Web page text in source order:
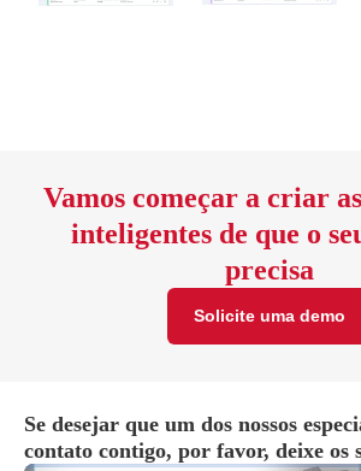
Vamos começar a criar
inteligentes de que o
precisa
Solicite uma demo
Se desejar que um dos nossos
contato contigo, por favor, deixe os